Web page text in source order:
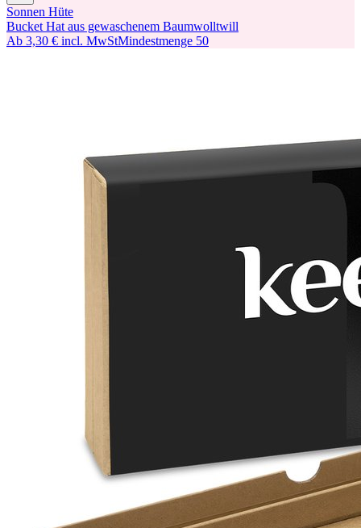
Sonnen Hüte
Bucket Hat aus gewaschenem Baumwolltwill
Ab 3,30 € incl. MwStMindestmenge 50